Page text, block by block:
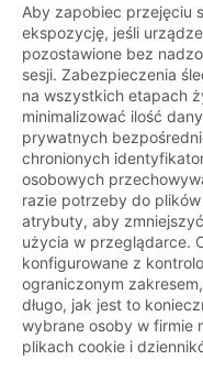
Aby zapobiec przejęciu
ekspozycję, jeśli
pozostawione bez
sesji. Zabezpieczenia
na wszystkich etapach
minimalizować ilość
prywatnych
chronionych
osobowych
razie potrzeby do
atrybuty, aby
użycia w przeglądarce.
konfigurowane z
ograniczonym
długo, jak jest to
wybrane osoby w firmie
plikach cookie i